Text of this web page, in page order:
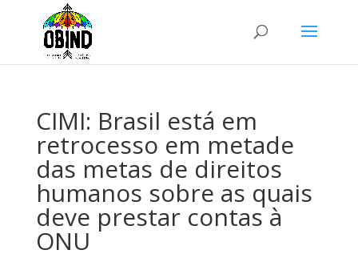
CIMI: Brasil está em
retrocesso em metade
das metas de direitos
humanos sobre as quais
deve prestar contas à
ONU